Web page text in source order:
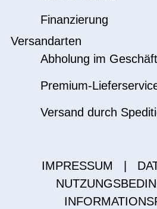
Finanzierung
Versandarten
Abholung im Geschäft
Premium-
Versand durch
IMPRESSUM